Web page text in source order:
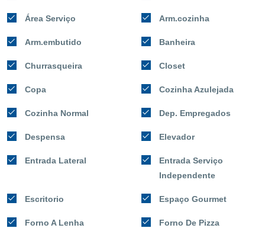
Área Serviço Arm.cozinha
Arm.embutido Banheira
Churrasqueira Closet
Copa Cozinha Azulejada
Cozinha Normal Dep. Empregados
Despensa Elevador
Entrada Lateral
Entrada Serviço
Independente
Escritorio Espaço Gourmet
Forno A Lenha Forno De Pizza